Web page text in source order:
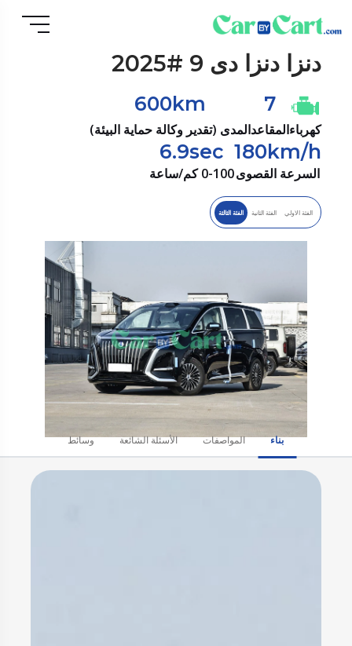
دنزا دنزا دی 9 #2025
كهرباء
7
المقاعد
600km
المدى (تقدير وكالة حماية البيئة)
180km/h
السرعة القصوى
6.9sec
0-100 كم/ساعة
الفئة الاولي الفئة الثانية الفئة الثالثة
بناء المواصفات الأسئلة الشائعة وسائط